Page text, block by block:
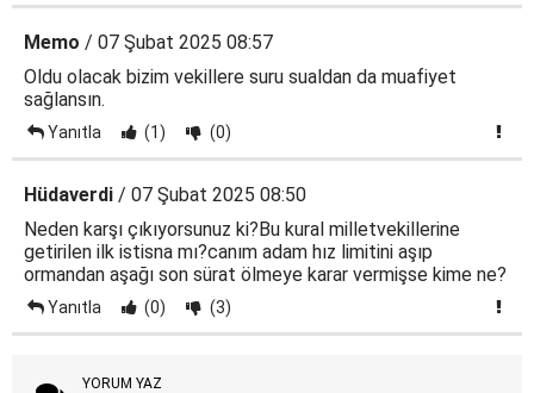
Memo / 07 Şubat 2025 08:57
Oldu olacak bizim vekillere suru sualdan da muafiyet
sağlansın.
Yanıtla (1) (0)
Hüdaverdi / 07 Şubat 2025 08:50
Neden karşı çıkıyorsunuz ki?Bu kural milletvekillerine
getirilen ilk istisna mı?canım adam hız limitini aşıp
ormandan aşağı son sürat ölmeye karar vermişse kime ne?
Yanıtla (0) (3)
YORUM YAZ